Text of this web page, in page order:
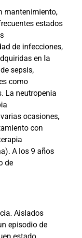
mantenimiento,
estados
de infecciones,
en la
sepsis,
como
La neutropenia
ocasiones,
con
A los 9 años
de
Aislados
episodio de